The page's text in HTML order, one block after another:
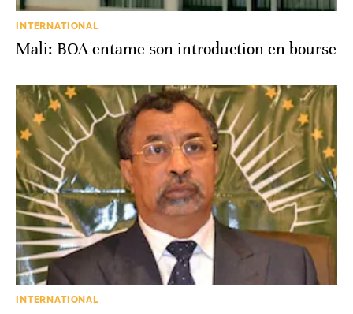
INTERNATIONAL
Mali: BOA entame son introduction en bourse
INTERNATIONAL